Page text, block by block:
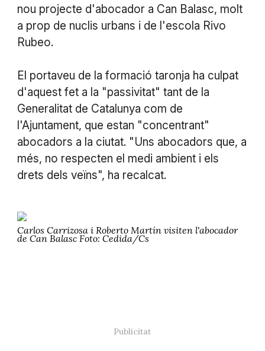
nou projecte d'abocador a Can Balasc, molt
a prop de nuclis urbans i de l'escola Rivo
Rubeo.
El portaveu de la formació taronja ha culpat
d'aquest fet a la "passivitat" tant de la
Generalitat de Catalunya com de
l'Ajuntament, que estan "concentrant"
abocadors a la ciutat. "Uns abocadors que, a
més, no respecten el medi ambient i els
drets dels veïns", ha recalcat.
Carlos Carrizosa i Roberto Martín visiten l'abocador
de Can Balasc Foto: Cedida/Cs